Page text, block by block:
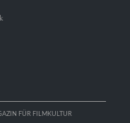
FÜR FILMKULTUR